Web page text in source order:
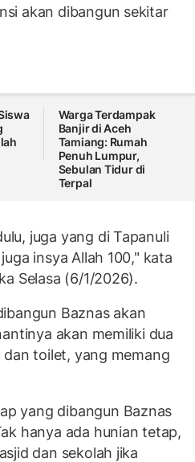
akan dibangun sekitar
Warga Terdampak
Banjir di Aceh
Tamiang: Rumah
Penuh Lumpur,
Sebulan Tidur di
Terpal
juga yang di Tapanuli
insya Allah 100," kata
Selasa (6/1/2026).
Baznas akan
akan memiliki dua
toilet, yang memang
yang dibangun Baznas
hanya ada hunian tetap,
dan sekolah jika